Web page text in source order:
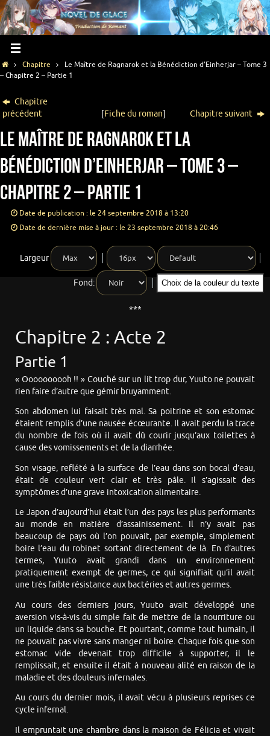
Chapitre
Le Maître de Ragnarok et la Bénédiction d’Einherjar – Tome 3
– Chapitre 2 – Partie 1
Chapitre
précédent
[Fiche du roman] Chapitre suivant
Le Maître de Ragnarok et la
Bénédiction d’Einherjar – Tome 3 –
Chapitre 2 – Partie 1
Date de publication : le 24 septembre 2018 à 13:20
Date de dernière mise à jour : le 23 septembre 2018 à 20:46
Largeur
Fond: Choix de la couleur du texte
***
Chapitre 2 : Acte 2
Partie 1
« Oooooooooh !! » Couché sur un lit trop dur, Yuuto ne pouvait
rien faire d’autre que gémir bruyamment.
Son abdomen lui faisait très mal. Sa poitrine et son estomac
étaient remplis d’une nausée écœurante. Il avait perdu la trace
du nombre de fois où il avait dû courir jusqu’aux toilettes à
cause des vomissements et de la diarrhée.
Son visage, reflété à la surface de l’eau dans son bocal d’eau,
était de couleur vert clair et très pâle. Il s’agissait des
symptômes d’une grave intoxication alimentaire.
Le Japon d’aujourd’hui était l’un des pays les plus performants
au monde en matière d’assainissement. Il n’y avait pas
beaucoup de pays où l’on pouvait, par exemple, simplement
boire l’eau du robinet sortant directement de là. En d’autres
termes, Yuuto avait grandi dans un environnement
pratiquement exempt de germes, ce qui signifiait qu’il avait
une très faible résistance aux bactéries et autres germes.
Au cours des derniers jours, Yuuto avait développé une
aversion vis-à-vis du simple fait de mettre de la nourriture ou
un liquide dans sa bouche. Et pourtant, comme tout humain, il
ne pouvait pas vivre sans manger ni boire. Chaque fois que son
estomac vide devenait trop difficile à supporter, il le
remplissait, et ensuite il était à nouveau alité en raison de la
maladie et des douleurs infernales.
Au cours du dernier mois, il avait vécu à plusieurs reprises ce
cycle infernal.
Il empruntait une chambre dans la maison de Félicia et vivait